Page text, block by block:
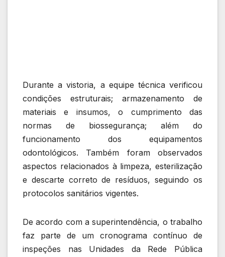
Durante a vistoria, a equipe técnica verificou
condições estruturais; armazenamento de
materiais e insumos, o cumprimento das
normas de biossegurança; além do
funcionamento dos equipamentos
odontológicos. Também foram observados
aspectos relacionados à limpeza, esterilização
e descarte correto de resíduos, seguindo os
protocolos sanitários vigentes.
De acordo com a superintendência, o trabalho
faz parte de um cronograma contínuo de
inspeções nas Unidades da Rede Pública